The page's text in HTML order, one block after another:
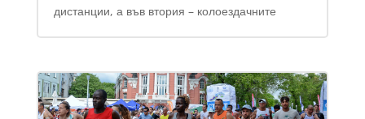
дистанции, а във втория – колоездачните